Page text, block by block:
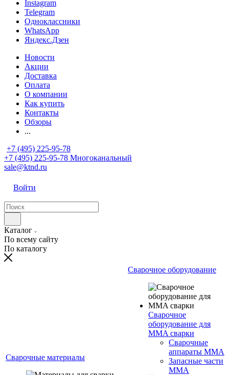
Instagram
Telegram
Одноклассники
WhatsApp
Яндекс.Дзен
Новости
Акции
Доставка
Оплата
О компании
Как купить
Контакты
Обзоры
...
+7 (495) 225-95-78
+7 (495) 225-95-78 Многоканальный
sale@ktnd.ru
Войти
Каталог
По всему сайту
По каталогу
Сварочные материалы
Сварочное оборудование
Сварочное
оборудование для
MMA сварки
Сварочные
аппараты MMA
Запасные части
MMA